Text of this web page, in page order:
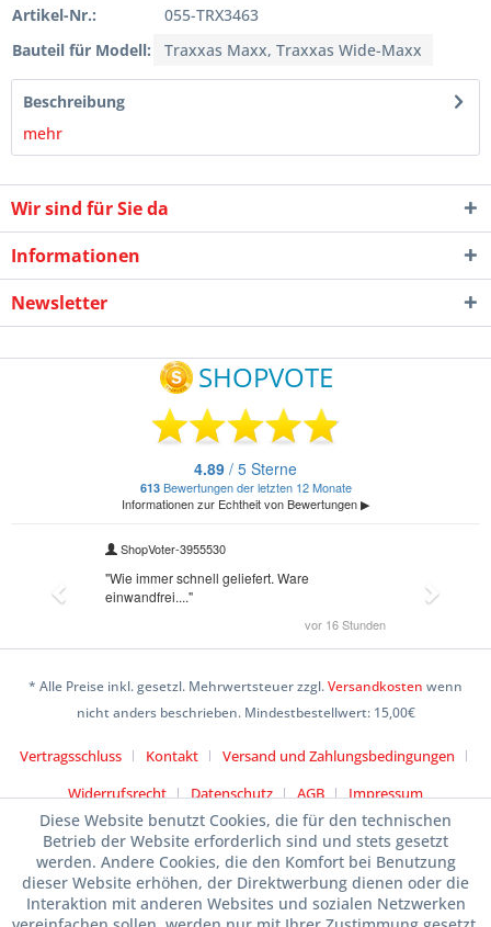
Artikel-Nr.:
055-TRX3463
Bauteil für Modell:
Traxxas Maxx, Traxxas Wide-Maxx
Beschreibung
mehr
Wir sind für Sie da
Informationen
Newsletter
* Alle Preise inkl. gesetzl. Mehrwertsteuer zzgl.Versandkosten wenn
nicht anders beschrieben. Mindestbestellwert: 15,00€
Vertragsschluss Kontakt
Versand und Zahlungsbedingungen
Widerrufsrecht
Datenschutz AGB Impressum
Diese Website benutzt Cookies, die für den technischen
Betrieb der Website erforderlich sind und stets gesetzt
werden. Andere Cookies, die den Komfort bei Benutzung
dieser Website erhöhen, der Direktwerbung dienen oder die
Interaktion mit anderen Websites und sozialen Netzwerken